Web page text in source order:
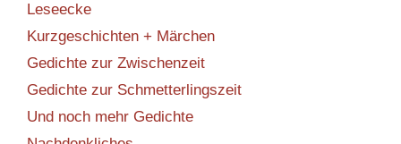
Leseecke
Kurzgeschichten + Märchen
Gedichte zur Zwischenzeit
Gedichte zur Schmetterlingszeit
Und noch mehr Gedichte